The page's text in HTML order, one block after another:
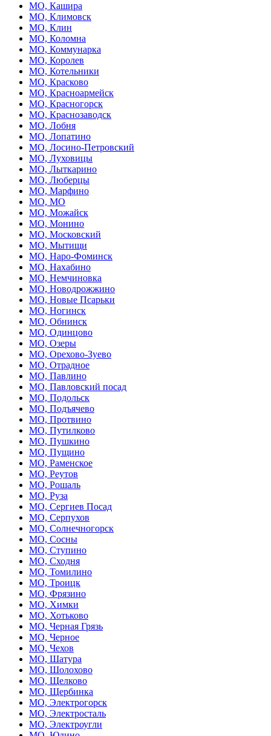
МО, Кашира
МО, Климовск
МО, Клин
МО, Коломна
МО, Коммунарка
МО, Королев
МО, Котельники
МО, Красково
МО, Красноармейск
МО, Красногорск
МО, Краснозаводск
МО, Лобня
МО, Лопатино
МО, Лосино-Петровский
МО, Луховицы
МО, Лыткарино
МО, Люберцы
МО, Марфино
МО, МО
МО, Можайск
МО, Монино
МО, Московский
МО, Мытищи
МО, Наро-Фоминск
МО, Нахабино
МО, Немчиновка
МО, Новодрожжино
МО, Новые Псарьки
МО, Ногинск
МО, Обнинск
МО, Одинцово
МО, Озеры
МО, Орехово-Зуево
МО, Отрадное
МО, Павлино
МО, Павловский посад
МО, Подольск
МО, Подъячево
МО, Протвино
МО, Путилково
МО, Пушкино
МО, Пущино
МО, Раменское
МО, Реутов
МО, Рошаль
МО, Руза
МО, Сергиев Посад
МО, Серпухов
МО, Солнечногорск
МО, Сосны
МО, Ступино
МО, Сходня
МО, Томилино
МО, Троицк
МО, Фрязино
МО, Химки
МО, Хотьково
МО, Черная Грязь
МО, Черное
МО, Чехов
МО, Шатура
МО, Шолохово
МО, Щелково
МО, Щербинка
МО, Электрогорск
МО, Электросталь
МО, Электроугли